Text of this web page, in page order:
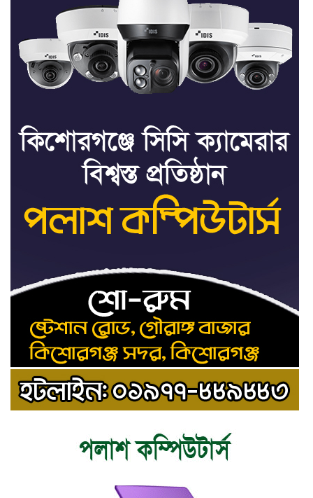
মৃত্যুদণ্ড বাদ না দেওয়ায়
প্রত্যক্ষদর্শীদের তথ্য দেয়নি
জাতিসংঘ: ট্রাইব্যুনালকে
প্রসিকিউটর
তাড়াইলে রাউতি মানবসেবা
ফাউন্ডেশনের আয়োজনে কাফন-
৪ বিভাগে অতি ভারি বৃষ্টির
সতর্কবার্তা
৯
রাষ্ট্রপতি নির্বাচনের ভোটার
তালিকা পেল ইসি